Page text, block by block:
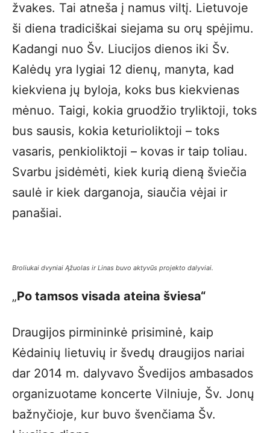
žvakes. Tai atneša į namus viltį. Lietuvoje
ši diena tradiciškai siejama su orų spėjimu.
Kadangi nuo Šv. Liucijos dienos iki Šv.
Kalėdų yra lygiai 12 dienų, manyta, kad
kiekviena jų byloja, koks bus kiekvienas
mėnuo. Taigi, kokia gruodžio tryliktoji, toks
bus sausis, kokia keturioliktoji – toks
vasaris, penkioliktoji – kovas ir taip toliau.
Svarbu įsidėmėti, kiek kurią dieną šviečia
saulė ir kiek darganoja, siaučia vėjai ir
panašiai.
Broliukai dvyniai Ąžuolas ir Linas buvo aktyvūs projekto dalyviai.
„Po tamsos visada ateina šviesa“
Draugijos pirmininkė prisiminė, kaip
Kėdainių lietuvių ir švedų draugijos nariai
dar 2014 m. dalyvavo Švedijos ambasados
organizuotame koncerte Vilniuje, Šv. Jonų
bažnyčioje, kur buvo švenčiama Šv.